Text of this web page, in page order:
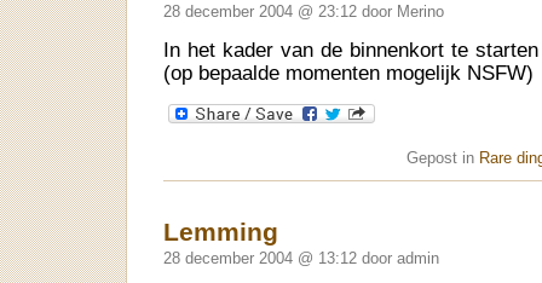
28 december 2004 @ 23:12 door Merino
In het kader van de binnenkort te starten
(op bepaalde momenten mogelijk NSFW)
Gepost in Rare
Lemming
28 december 2004 @ 13:12 door admin